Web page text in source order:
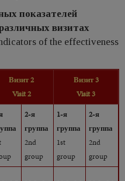
показателей
визитах
of the effectiveness
Визит 2
Visit 2
Визит 3
Visit 3
2-я
группа
2nd
group
1-я
группа
1st
group
2-я
группа
2nd
group